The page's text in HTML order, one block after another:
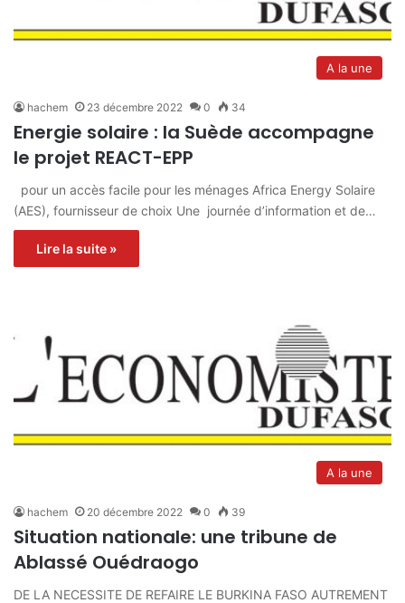
A la une
hachem 23 décembre 2022 0 34
Energie solaire : la Suède accompagne
le projet REACT-EPP
pour un accès facile pour les ménages Africa Energy Solaire
(AES), fournisseur de choix Une journée d’information et de…
Lire la suite »
A la une
hachem 20 décembre 2022 0 39
Situation nationale: une tribune de
Ablassé Ouédraogo
DE LA NECESSITE DE REFAIRE LE BURKINA FASO AUTREMENT